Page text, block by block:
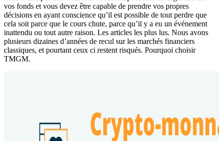
vos fonds et vous devez être capable de prendre vos propres
décisions en ayant conscience qu’il est possible de tout perdre que
cela soit parce que le cours chute, parce qu’il y a eu un événement
inattendu ou tout autre raison. Les articles les plus lus. Nous avons
plusieurs dizaines d’années de recul sur les marchés financiers
classiques, et pourtant ceux ci restent risqués. Pourquoi choisir
TMGM.